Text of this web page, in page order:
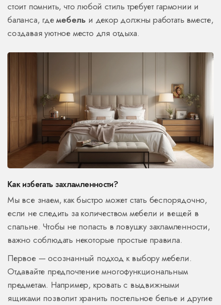
стоит помнить, что любой стиль требует гармонии и
баланса, гдемебель и декор должны работать вместе,
создавая уютное место для отдыха.
Как избегать захламленности?
Мы все знаем, как быстро может стать беспорядочно,
если не следить за количеством мебели и вещей в
спальне. Чтобы не попасть в ловушку захламленности,
важно соблюдать некоторые простые правила.
Первое — осознанный подход к выбору мебели.
Отдавайте предпочтение многофункциональным
предметам. Например, кровать с выдвижными
ящиками позволит хранить постельное белье и другие